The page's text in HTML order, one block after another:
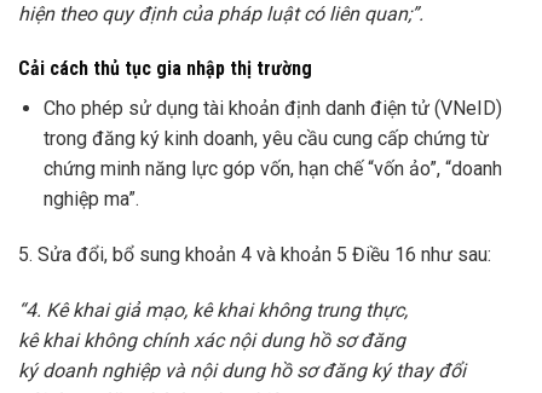
hiện theo quy định của pháp luật có liên quan;”.
Cải cách thủ tục gia nhập thị trường
Cho phép sử dụng tài khoản định danh điện tử (VNeID)
trong đăng ký kinh doanh, yêu cầu cung cấp chứng từ
chứng minh năng lực góp vốn, hạn chế “vốn ảo”, “doanh
nghiệp ma”.
5. Sửa đổi, bổ sung khoản 4 và khoản 5 Điều 16 như sau:
“4. Kê khai giả mạo, kê khai không trung thực,
kê khai không chính xác nội dung hồ sơ đăng
ký doanh nghiệp và nội dung hồ sơ đăng ký thay đổi